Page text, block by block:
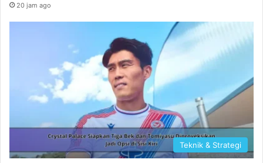
20 jam ago
Teknik & Strategi